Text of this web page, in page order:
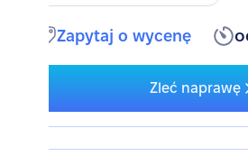
Zapytaj o wycenę
Zleć naprawę